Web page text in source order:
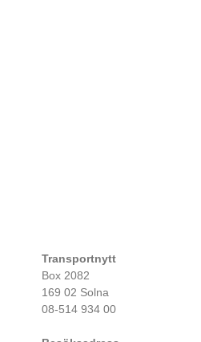
Transportnytt
Box 2082
169 02 Solna
08-514 934 00